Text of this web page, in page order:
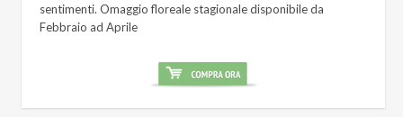
sentimenti. Omaggio floreale stagionale disponibile da
Febbraio ad Aprile